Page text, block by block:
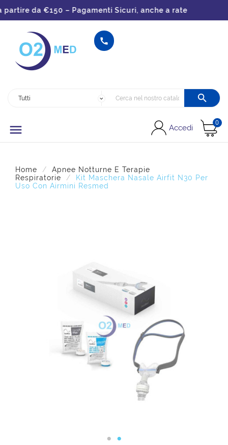
da €150 – Pagamenti Sicuri, anche a rate


 Accedi
0
Home
Apnee Notturne E Terapie
Respiratorie
Kit Maschera Nasale Airfit N30 Per
Uso Con Airmini Resmed